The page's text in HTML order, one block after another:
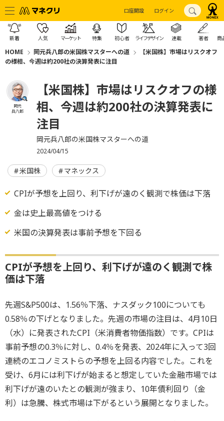
口座開設 ログイン
新着 人気 マーケット 特集 初心者 ライフデザイン 連載 著者 商
HOME 岡元兵八郎の米国株マスターへの道
【米国株】市場はリスクオフ
の様相、今週は約200社の決算発表に注目
岡元
兵八郎
【米国株】市場はリスクオフの様
相、今週は約200社の決算発表に
注目
岡元兵八郎の米国株マスターへの道
2024/04/15
米国株 マネックス
CPIが予想を上回り、利下げが遠のく観測で株価は下落
金は史上最高値をつける
米国の決算発表は事前予想を下回る
CPIが予想を上回り、利下げが遠のく観測で株
価は下落
先週S&P500は、1.56％下落、ナスダック100についても
0.58％の下げとなりました。先週の市場の注目は、4月10日
（水）に発表されたCPI（米消費者物価指数）です。CPIは
事前予想の0.3％に対し、0.4％を発表、2024年に入って3回
連続のエコノミストらの予想を上回る内容でした。これを
受け、6月には利下げが始まると想定していた金融市場では
利下げが遠のいたとの観測が強まり、10年債利回り（金
利）は急騰、株式市場は下がるという展開となりました。